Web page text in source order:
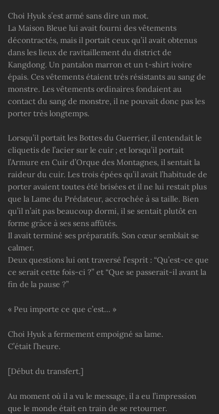
Choi Hyuk s’est armé sans dire un mot.
La Maison Bleue lui avait fourni des vêtements
décontractés, mais il portait ceux qu’il avait obtenus
dans les lieux de ravitaillement du district de
Kangdong. Un pantalon marron et un t-shirt ivoire
épais. Ces vêtements étaient très résistants au sang de
monstre. Les vêtements ordinaires fondaient au
contact du sang de monstre, il ne pouvait donc pas les
porter très longtemps.
Lorsqu’il portait les Bottes du Guerrier, il entendait le
cliquetis de l’acier sur le cuir ; et lorsqu’il portait
l’Armure en Cuir d’Orque des Montagnes, il sentait la
raideur du cuir. Les trois épées qu’il avait l’habitude de
porter avaient toutes été brisées et il ne lui restait plus
que la Lame du Prédateur, accrochée à sa taille. Bien
qu’il n’ait pas beaucoup dormi, il se sentait plutôt en
forme grâce à ses sens affûtés.
Il avait terminé ses préparatifs. Son cœur semblait se
calmer.
Deux questions lui ont traversé l’esprit : “Qu’est-ce que
ce serait cette fois-ci ?” et “Que se passerait-il avant la
fin de la pause ?”
« Peu importe ce que c’est… »
Choi Hyuk a fermement empoigné sa lame.
C’était l’heure.
[Début du transfert.]
Au moment où il a vu le message, il a eu l’impression
que le monde était en train de se retourner.